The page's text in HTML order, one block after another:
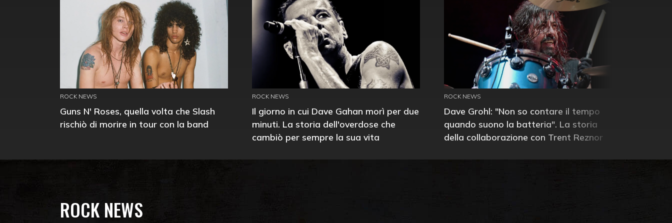
ROCK NEWS
Guns N' Roses, quella volta che Slash
rischiò di morire in tour con la band
ROCK NEWS
Il giorno in cui Dave Gahan morì per due
minuti. La storia dell'overdose che
cambiò per sempre la sua vita
ROCK NEWS
Dave Grohl: "Non so contare il tempo
quando suono la batteria". La storia
della collaborazione con Trent Reznor
ROCK NEWS